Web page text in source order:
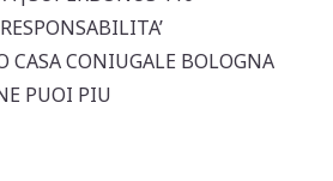
CASA CONIUGALE BOLOGNA
PUOI PIU